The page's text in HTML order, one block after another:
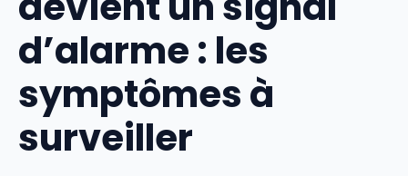
d’alarme : les
symptômes à
surveiller